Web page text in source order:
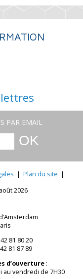
PAR EMAIL
| Plan du site |
2026
81 80 20
81 87 89
d’ouverture:
au vendredi de 7H30